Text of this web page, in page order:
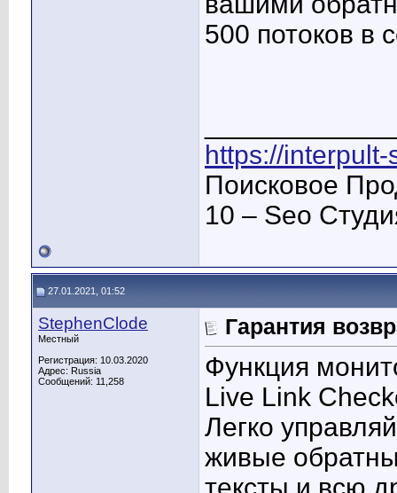
500 потоков в
https://
Поисковое
10 – Seo
27.01.2021, 01:52
StephenClode
Местный
Регистрация: 10.03.2020
Адрес: Russia
Сообщений: 11,258
Гарантия
Функция
Live Link
Легко
живые